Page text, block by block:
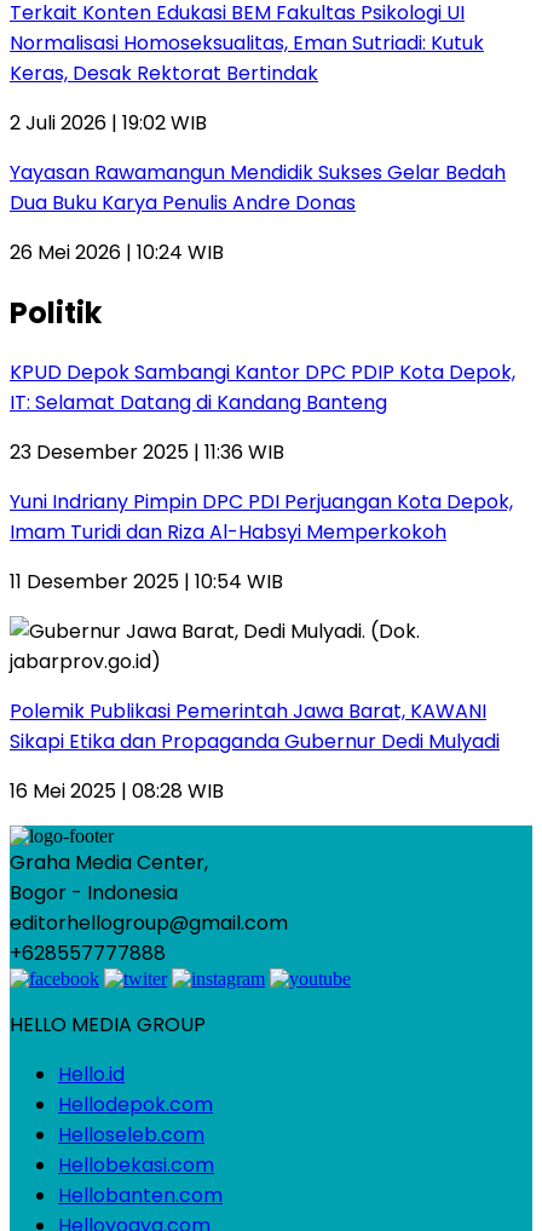
Terkait Konten Edukasi BEM Fakultas Psikologi UI
Normalisasi Homoseksualitas, Eman Sutriadi: Kutuk
Keras, Desak Rektorat Bertindak
2 Juli 2026 | 19:02 WIB
Yayasan Rawamangun Mendidik Sukses Gelar Bedah
Dua Buku Karya Penulis Andre Donas
26 Mei 2026 | 10:24 WIB
Politik
KPUD Depok Sambangi Kantor DPC PDIP Kota Depok,
IT: Selamat Datang di Kandang Banteng
23 Desember 2025 | 11:36 WIB
Yuni Indriany Pimpin DPC PDI Perjuangan Kota Depok,
Imam Turidi dan Riza Al-Habsyi Memperkokoh
11 Desember 2025 | 10:54 WIB
Polemik Publikasi Pemerintah Jawa Barat, KAWANI
Sikapi Etika dan Propaganda Gubernur Dedi Mulyadi
16 Mei 2025 | 08:28 WIB
Graha Media Center,
Bogor - Indonesia
editorhellogroup@gmail.com
+628557777888
HELLO MEDIA GROUP
Hello.id
Hellodepok.com
Helloseleb.com
Hellobekasi.com
Hellobanten.com